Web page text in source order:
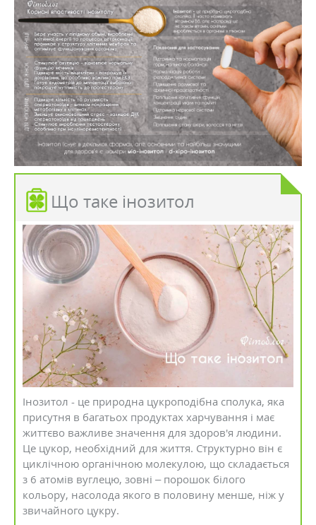
Що таке інозитол
Інозитол - це природна цукроподібна сполука, яка
присутня в багатьох продуктах харчування і має
життєво важливе значення для здоров'я людини.
Це цукор, необхідний для життя. Структурно він є
циклічною органічною молекулою, що складається
з 6 атомів вуглецю, зовні – порошок білого
кольору, насолода якого в половину менше, ніж у
звичайного цукру.